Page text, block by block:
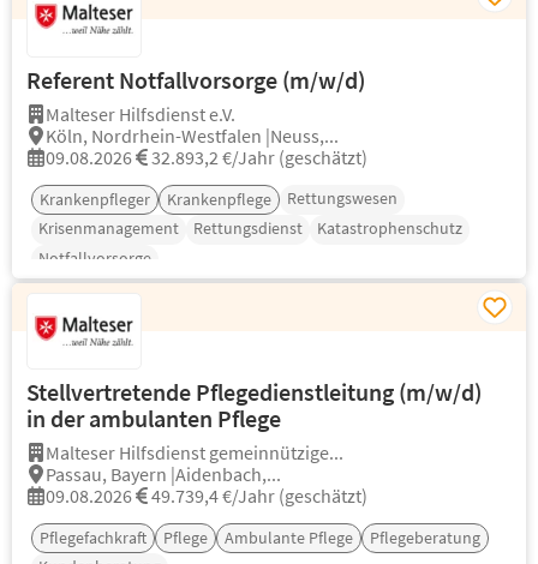
Referent Notfallvorsorge (m/w/d)
Malteser Hilfsdienst e.V.
Köln, Nordrhein-Westfalen |Neuss,...
09.08.2026
32.893,2 €/Jahr (geschätzt)
Krankenpfleger Krankenpflege
Rettungswesen
Krisenmanagement
Rettungsdienst
Katastrophenschutz
Notfallvorsorge
Stellvertretende Pflegedienstleitung (m/w/d)
in der ambulanten Pflege
Malteser Hilfsdienst gemeinnützige...
Passau, Bayern |Aidenbach,...
09.08.2026
49.739,4 €/Jahr (geschätzt)
Pflegefachkraft Pflege Ambulante Pflege
Pflegeberatung